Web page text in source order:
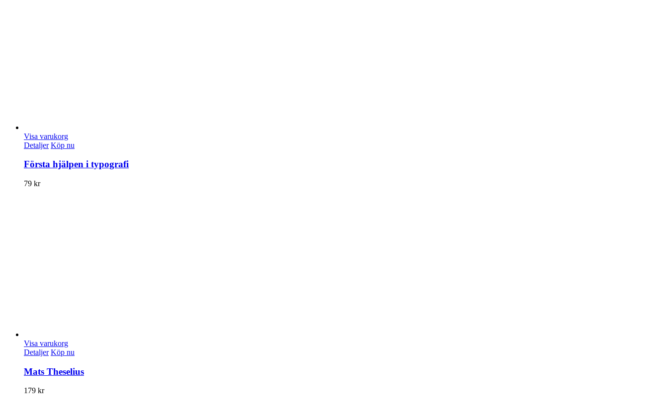
Visa varukorg
Detaljer Köp nu
Första hjälpen i typografi
79 kr
Visa varukorg
Detaljer Köp nu
Mats Theselius
179 kr